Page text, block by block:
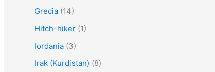
Grecia(14)
Hitch-hiker(1)
Iordania(3)
Irak (Kurdistan) (8)